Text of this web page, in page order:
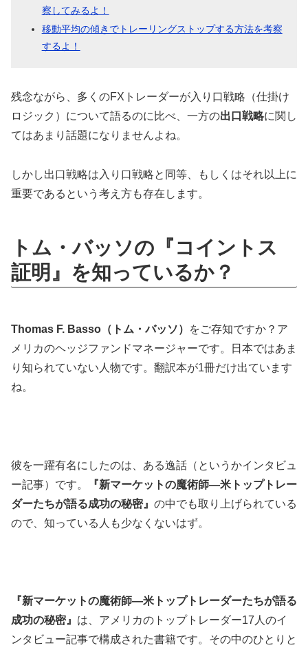
察してみるよ！
移動平均の傾きでトレーリングストップする方法を考察
するよ！
残念ながら、多くのFXトレーダーが入り口戦略（仕掛け
ロジック）について語るのに比べ、一方の出口戦略に関し
てはあまり話題になりませんよね。
しかし出口戦略は入り口戦略と同等、もしくはそれ以上に
重要であるという考え方も存在します。
トム・バッソの『コイントス
証明』を知っているか？
Thomas F. Basso（トム・バッソ）
をご存知ですか？ア
メリカのヘッジファンドマネージャーです。日本ではあま
り知られていない人物です。翻訳本が1冊だけ出ています
ね。
彼を一躍有名にしたのは、ある逸話（というかインタビュ
ー記事）です。
『新マーケットの魔術師―米トップトレー
ダーたちが語る成功の秘密』 の中でも取り上げられている
ので、知っている人も少なくないはず。
『新マーケットの魔術師―米トップトレーダーたちが語る
成功の秘密』 は、アメリカのトップトレーダー17人のイ
ンタビュー記事で構成された書籍です。その中のひとりと